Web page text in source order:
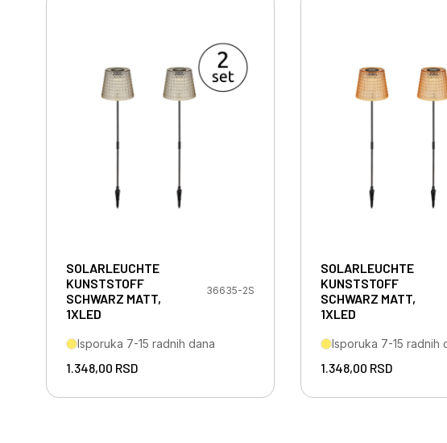
SOLARLEUCHTE
KUNSTSTOFF
SCHWARZ MATT,
1XLED
36635-2S
Isporuka 7-15 radnih dana
1.348,00 RSD
SOLARLEUCHTE
KUNSTSTOFF
SCHWARZ MATT,
1XLED
Isporuka 7-15 radnih
1.348,00 RSD